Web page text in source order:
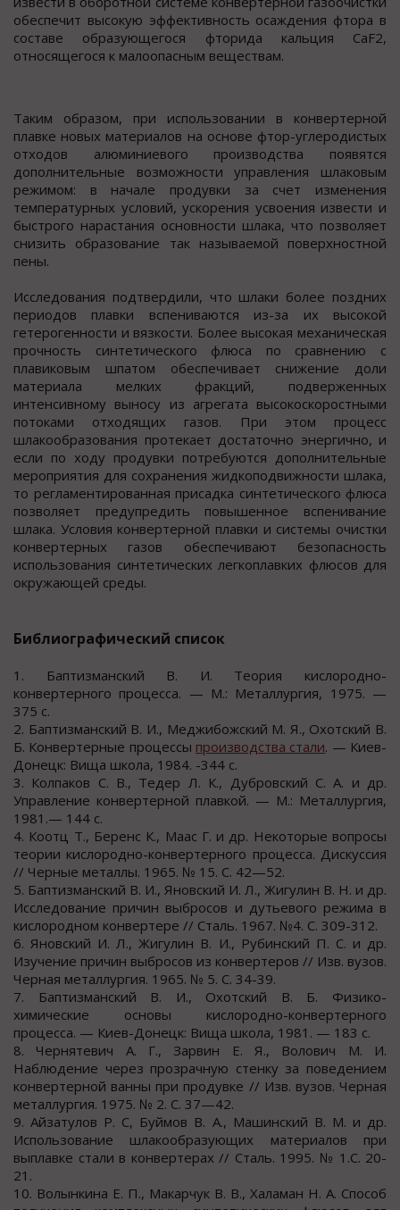
обеспечит высокую эффективность осаждения фтора в
составе образующегося фторида кальция CaF2,
относящегося к малоопасным веществам.
Таким образом, при использовании в конвертерной
плавке новых материалов на основе фтор-углеродистых
отходов алюминиевого производства появятся
дополнительные возможности управления шлаковым
режимом: в начале продувки за счет изменения
температурных условий, ускорения усвоения извести и
быстрого нарастания основности шлака, что позволяет
снизить образование так называемой поверхностной
пены.
Исследования подтвердили, что шлаки более поздних
периодов плавки вспениваются из-за их высокой
гетерогенности и вязкости. Более высокая механическая
прочность синтетического флюса по сравнению с
плавиковым шпатом обеспечивает снижение доли
материала мелких фракций, подверженных
интенсивному выносу из агрегата высокоскоростными
потоками отходящих газов. При этом процесс
шлакообразования протекает достаточно энергично, и
если по ходу продувки потребуются дополнительные
мероприятия для сохранения жидкоподвижности шлака,
то регламентированная присадка синтетического флюса
позволяет предупредить повышенное вспенивание
шлака. Условия конвертерной плавки и системы очистки
конвертерных газов обеспечивают безопасность
использования синтетических легкоплавких флюсов для
окружающей среды.
Библиографический список
1. Баптизманский В. И. Теория кислородно-
конвертерного процесса. — М.: Металлургия, 1975. —
375 с.
2. Баптизманский В. И., Меджибожский М. Я., Охотский В.
Б. Конвертерные процессы производства стали. — Киев-
Донецк: Вища школа, 1984. -344 с.
3. Колпаков С. В., Тедер Л. К., Дубровский С. А. и др.
Управление конвертерной плавкой. — М.: Металлургия,
1981.— 144 с.
4. Коотц Т., Беренс К., Маас Г. и др. Некоторые вопросы
теории кислородно-конвертерного процесса. Дискуссия
// Черные металлы. 1965. № 15. С. 42—52.
5. Баптизманский В. И., Яновский И. Л., Жигулин В. Н. и др.
Исследование причин выбросов и дутьевого режима в
кислородном конвертере // Сталь. 1967. №4. С. 309-312.
6. Яновский И. Л., Жигулин В. И., Рубинский П. С. и др.
Изучение причин выбросов из конвертеров // Изв. вузов.
Черная металлургия. 1965. № 5. С. 34-39.
7. Баптизманский В. И., Охотский В. Б. Физико-
химические основы кислородно-конвертерного
процесса. — Киев-Донецк: Вища школа, 1981. — 183 с.
8. Чернятевич А. Г., Зарвин Е. Я., Волович М. И.
Наблюдение через прозрачную стенку за поведением
конвертерной ванны при продувке // Изв. вузов. Черная
металлургия. 1975. № 2. С. 37—42.
9. Айзатулов Р. С, Буймов В. А., Машинский В. М. и др.
Использование шлакообразующих материалов при
выплавке стали в конвертерах // Сталь. 1995. № 1.С. 20-
21.
10. Волынкина Е. П., Макарчук В. В., Халаман Н. А. Способ